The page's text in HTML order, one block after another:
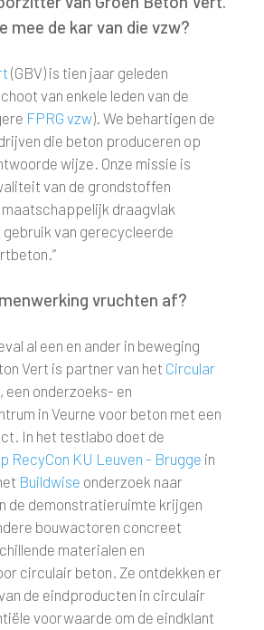
mee de kar van die vzw?
(GBV) is tien jaar geleden
van enkele leden van de
FPRG vzw). We behartigen de
die beton produceren op
wijze. Onze missie is
van de grondstoffen
maatschappelijk draagvlak
van gerecycleerde
vruchten af?
al een en ander in beweging
Vert is partner van het Circular
, een onderzoeks- en
in Veurne voor beton met een
In het testlabo doet de
RecyCon KU Leuven - Brugge in
Buildwise onderzoek naar
de demonstratieruimte krijgen
bouwactoren concreet
materialen en
circulair beton. Ze ontdekken er
de eindproducten in circulair
voorwaarde om de eindklant